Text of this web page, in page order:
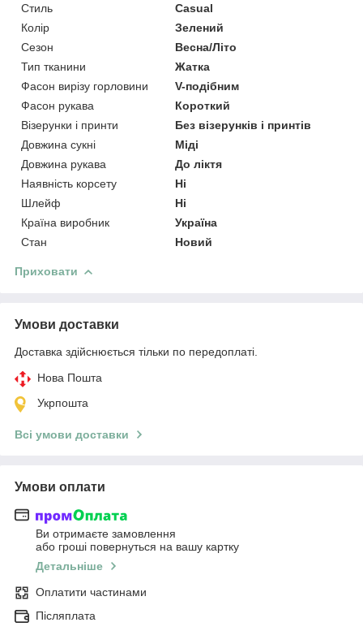
Стиль
Casual
Колір
Зелений
Сезон
Весна/Літо
Тип тканини
Жатка
Фасон вирізу горловини
V-подібним
Фасон рукава
Короткий
Візерунки і принти
Без візерунків і принтів
Довжина сукні
Міді
Довжина рукава
До ліктя
Наявність корсету
Ні
Шлейф
Ні
Країна виробник
Україна
Стан
Новий
Приховати
Умови доставки
Доставка здійснюється тільки по передоплаті.
Нова Пошта
Укрпошта
Всі умови доставки
Умови оплати
Ви отримаєте замовлення
або гроші повернуться на вашу картку
Детальніше
Оплатити частинами
Післяплата